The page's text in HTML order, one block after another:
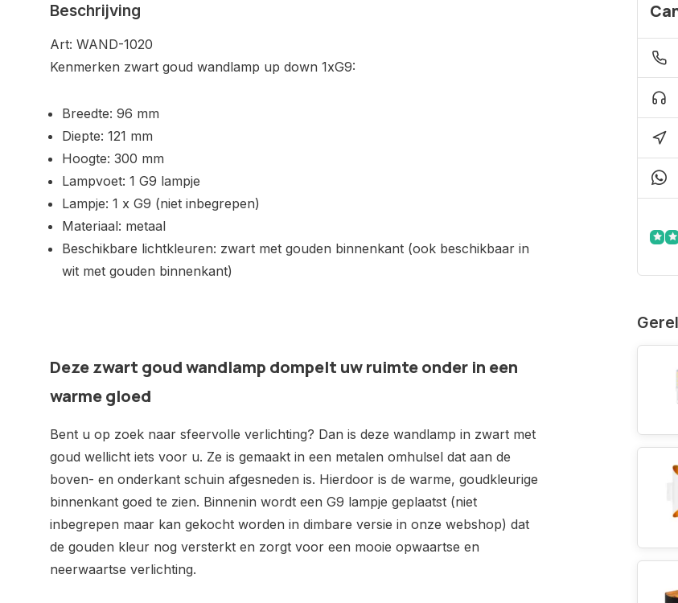
Beschrijving
Art: WAND-1020
Kenmerken zwart goud wandlamp up down 1xG9:
Breedte: 96 mm
Diepte: 121 mm
Hoogte: 300 mm
Lampvoet: 1 G9 lampje
Lampje: 1 x G9 (niet inbegrepen)
Materiaal: metaal
Beschikbare lichtkleuren: zwart met gouden binnenkant (ook beschikbaar in
wit met gouden binnenkant)
Deze zwart goud wandlamp dompelt uw ruimte onder in een
warme gloed
Bent u op zoek naar sfeervolle verlichting? Dan is deze wandlamp in zwart met
goud wellicht iets voor u. Ze is gemaakt in een metalen omhulsel dat aan de
boven- en onderkant schuin afgesneden is. Hierdoor is de warme, goudkleurige
binnenkant goed te zien. Binnenin wordt een G9 lampje geplaatst (niet
inbegrepen maar kan gekocht worden in dimbare versie in onze webshop) dat
de gouden kleur nog versterkt en zorgt voor een mooie opwaartse en
neerwaartse verlichting.